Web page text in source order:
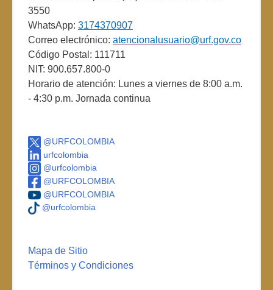
3550
WhatsApp: 3174370907
Correo electrónico: atencionalusuario@urf.gov.co
Código Postal: 111711
NIT: 900.657.800-0
Horario de atención: Lunes a viernes de 8:00 a.m.
- 4:30 p.m. Jornada continua
@URFCOLOMBIA
urfcolombia
@urfcolombia
@URFCOLOMBIA
@URFCOLOMBIA
@urfcolombia
Mapa de Sitio
Términos y Condiciones